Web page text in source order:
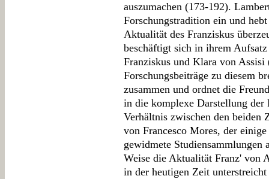
auszumachen (173-192).
Forschungstradition ein und
Aktualität des Franziskus
beschäftigt sich in ihrem
Franziskus und Klara von
Forschungsbeiträge zu diesem
zusammen und ordnet die
in die komplexe Darstellung der
Verhältnis zwischen den beiden
von Francesco Mores, der
gewidmete Studiensammlungen
Weise die Aktualität Franz' von
in der heutigen Zeit